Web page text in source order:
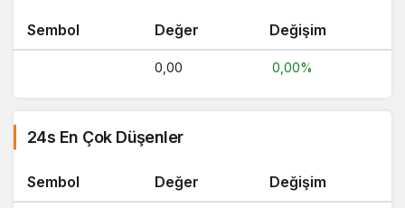
Sembol Değer Değişim
0,00 0,00%
24s En Çok Düşenler
Sembol Değer Değişim